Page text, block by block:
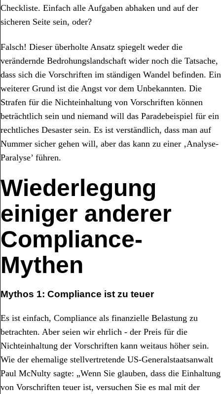
Checkliste. Einfach alle Aufgaben abhaken und auf der
sicheren Seite sein, oder?
Falsch! Dieser überholte Ansatz spiegelt weder die
verändernde Bedrohungslandschaft wider noch die Tatsache,
dass sich die Vorschriften im ständigen Wandel befinden. Ein
weiterer Grund ist die Angst vor dem Unbekannten. Die
Strafen für die Nichteinhaltung von Vorschriften können
beträchtlich sein und niemand will das Paradebeispiel für ein
rechtliches Desaster sein. Es ist verständlich, dass man auf
Nummer sicher gehen will, aber das kann zu einer ‚Analyse-
Paralyse’ führen.
Wiederlegung
einiger anderer
Compliance-
Mythen
Mythos 1: Compliance ist zu teuer
Es ist einfach, Compliance als finanzielle Belastung zu
betrachten. Aber seien wir ehrlich - der Preis für die
Nichteinhaltung der Vorschriften kann weitaus höher sein.
Wie der ehemalige stellvertretende US-Generalstaatsanwalt
Paul McNulty sagte: „Wenn Sie glauben, dass die Einhaltung
von Vorschriften teuer ist, versuchen Sie es mal mit der